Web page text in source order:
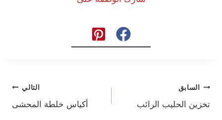
تصفّح
المقالات
السابق
تخزين الحليب الرائب
التالي
أكياس خلطة المحشى